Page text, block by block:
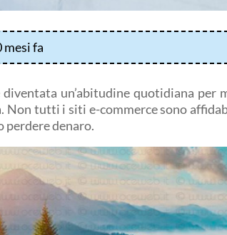
mesi fa
un’abitudine quotidiana per
Non tutti i siti e-commerce sono
denaro.